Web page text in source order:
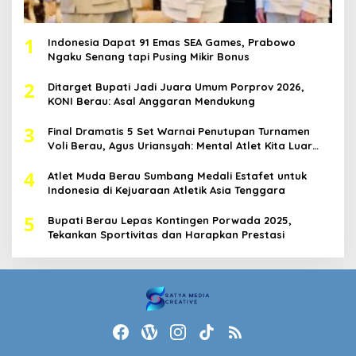
1
Indonesia Dapat 91 Emas SEA Games, Prabowo
Ngaku Senang tapi Pusing Mikir Bonus
2
Ditarget Bupati Jadi Juara Umum Porprov 2026,
KONI Berau: Asal Anggaran Mendukung
3
Final Dramatis 5 Set Warnai Penutupan Turnamen
Voli Berau, Agus Uriansyah: Mental Atlet Kita Luar
4
Atlet Muda Berau Sumbang Medali Estafet untuk
Indonesia di Kejuaraan Atletik Asia Tenggara
5
Bupati Berau Lepas Kontingen Porwada 2025,
Tekankan Sportivitas dan Harapkan Prestasi